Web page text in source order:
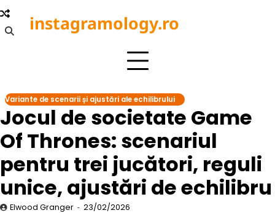
Skip
to
content
instagramology.ro
Variante de scenarii și ajustări ale echilibrului
Jocul de societate Game
Of Thrones: scenariul
pentru trei jucători, reguli
unice, ajustări de echilibru
Elwood Granger 23/02/2026